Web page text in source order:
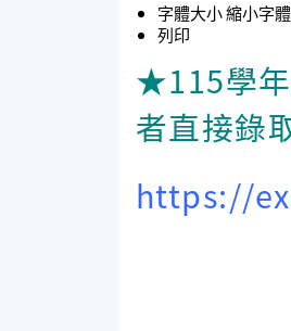
字體大小縮小字體
列印
★115學
者直接錄
https://